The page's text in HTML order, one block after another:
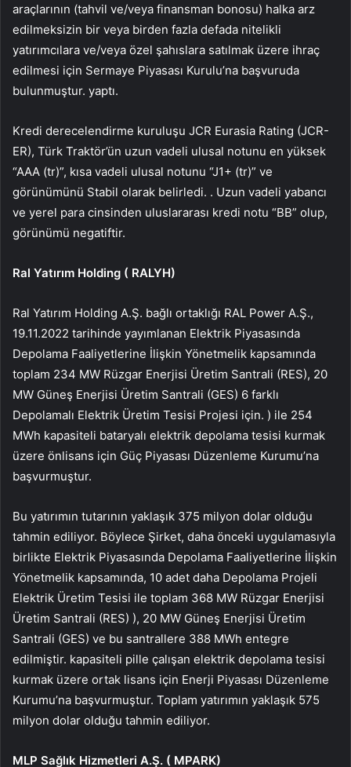
araçlarının (tahvil ve/veya finansman bonosu) halka arz
edilmeksizin bir veya birden fazla defada nitelikli
yatırımcılara ve/veya özel şahıslara satılmak üzere ihraç
edilmesi için Sermaye Piyasası Kurulu’na başvuruda
bulunmuştur. yaptı.
Kredi derecelendirme kuruluşu JCR Eurasia Rating (JCR-
ER), Türk Traktör’ün uzun vadeli ulusal notunu en yüksek
“AAA (tr)”, kısa vadeli ulusal notunu “J1+ (tr)” ve
görünümünü Stabil olarak belirledi. . Uzun vadeli yabancı
ve yerel para cinsinden uluslararası kredi notu “BB” olup,
görünümü negatiftir.
Ral Yatırım Holding ( RALYH)
Ral Yatırım Holding A.Ş. bağlı ortaklığı RAL Power A.Ş.,
19.11.2022 tarihinde yayımlanan Elektrik Piyasasında
Depolama Faaliyetlerine İlişkin Yönetmelik kapsamında
toplam 234 MW Rüzgar Enerjisi Üretim Santrali (RES), 20
MW Güneş Enerjisi Üretim Santrali (GES) 6 farklı
Depolamalı Elektrik Üretim Tesisi Projesi için. ) ile 254
MWh kapasiteli bataryalı elektrik depolama tesisi kurmak
üzere önlisans için Güç Piyasası Düzenleme Kurumu’na
başvurmuştur.
Bu yatırımın tutarının yaklaşık 375 milyon dolar olduğu
tahmin ediliyor. Böylece Şirket, daha önceki uygulamasıyla
birlikte Elektrik Piyasasında Depolama Faaliyetlerine İlişkin
Yönetmelik kapsamında, 10 adet daha Depolama Projeli
Elektrik Üretim Tesisi ile toplam 368 MW Rüzgar Enerjisi
Üretim Santrali (RES) ), 20 MW Güneş Enerjisi Üretim
Santrali (GES) ve bu santrallere 388 MWh entegre
edilmiştir. kapasiteli pille çalışan elektrik depolama tesisi
kurmak üzere ortak lisans için Enerji Piyasası Düzenleme
Kurumu’na başvurmuştur. Toplam yatırımın yaklaşık 575
milyon dolar olduğu tahmin ediliyor.
MLP Sağlık Hizmetleri A.Ş. ( MPARK)